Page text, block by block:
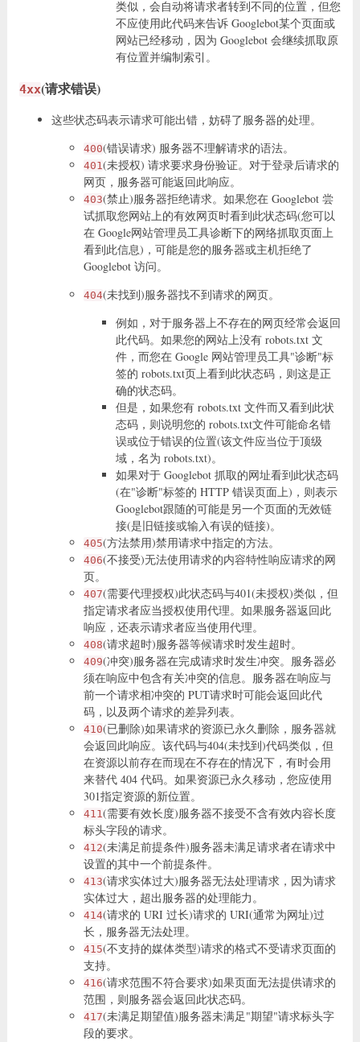
类似，会自动将请求者转到不同的位置，但您
不应使用此代码来告诉 Googlebot某个页面或
网站已经移动，因为 Googlebot 会继续抓取原
有位置并编制索引。
4xx(请求错误)
这些状态码表示请求可能出错，妨碍了服务器的处理。
400(错误请求) 服务器不理解请求的语法。
401(未授权) 请求要求身份验证。对于登录后请求的
网页，服务器可能返回此响应。
403(禁止)服务器拒绝请求。如果您在 Googlebot 尝
试抓取您网站上的有效网页时看到此状态码(您可以
在 Google网站管理员工具诊断下的网络抓取页面上
看到此信息)，可能是您的服务器或主机拒绝了
Googlebot 访问。
404(未找到)服务器找不到请求的网页。
例如，对于服务器上不存在的网页经常会返回
此代码。如果您的网站上没有 robots.txt 文
件，而您在 Google 网站管理员工具"诊断"标
签的 robots.txt页上看到此状态码，则这是正
确的状态码。
但是，如果您有 robots.txt 文件而又看到此状
态码，则说明您的 robots.txt文件可能命名错
误或位于错误的位置(该文件应当位于顶级
域，名为 robots.txt)。
如果对于 Googlebot 抓取的网址看到此状态码
(在"诊断"标签的 HTTP 错误页面上)，则表示
Googlebot跟随的可能是另一个页面的无效链
接(是旧链接或输入有误的链接)。
405(方法禁用)禁用请求中指定的方法。
406(不接受)无法使用请求的内容特性响应请求的网
页。
407(需要代理授权)此状态码与401(未授权)类似，但
指定请求者应当授权使用代理。如果服务器返回此
响应，还表示请求者应当使用代理。
408(请求超时)服务器等候请求时发生超时。
409(冲突)服务器在完成请求时发生冲突。服务器必
须在响应中包含有关冲突的信息。服务器在响应与
前一个请求相冲突的 PUT请求时可能会返回此代
码，以及两个请求的差异列表。
410(已删除)如果请求的资源已永久删除，服务器就
会返回此响应。该代码与404(未找到)代码类似，但
在资源以前存在而现在不存在的情况下，有时会用
来替代 404 代码。如果资源已永久移动，您应使用
301指定资源的新位置。
411(需要有效长度)服务器不接受不含有效内容长度
标头字段的请求。
412(未满足前提条件)服务器未满足请求者在请求中
设置的其中一个前提条件。
413(请求实体过大)服务器无法处理请求，因为请求
实体过大，超出服务器的处理能力。
414(请求的 URI 过长)请求的 URI(通常为网址)过
长，服务器无法处理。
415(不支持的媒体类型)请求的格式不受请求页面的
支持。
416(请求范围不符合要求)如果页面无法提供请求的
范围，则服务器会返回此状态码。
417(未满足期望值)服务器未满足"期望"请求标头字
段的要求。